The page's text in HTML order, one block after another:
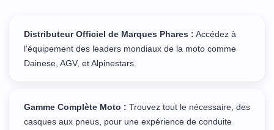
Distributeur Officiel de Marques Phares : Accédez à
l'équipement des leaders mondiaux de la moto comme
Dainese, AGV, et Alpinestars.
Gamme Complète Moto : Trouvez tout le nécessaire, des
casques aux pneus, pour une expérience de conduite